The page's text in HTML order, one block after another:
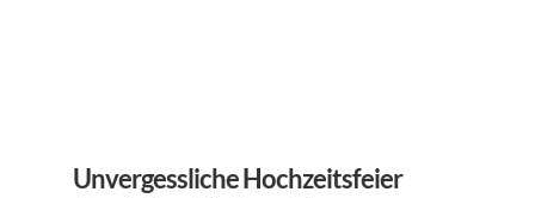
Unvergessliche Hochzeitsfeier